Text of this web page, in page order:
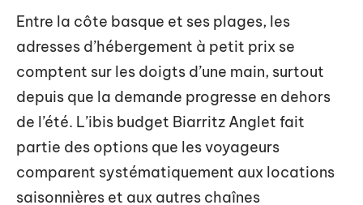
Entre la côte basque et ses plages, les
adresses d’hébergement à petit prix se
comptent sur les doigts d’une main, surtout
depuis que la demande progresse en dehors
de l’été. L’ibis budget Biarritz Anglet fait
partie des options que les voyageurs
comparent systématiquement aux locations
saisonnières et aux autres chaînes